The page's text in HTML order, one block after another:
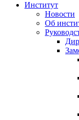
Институт
Новости
Об